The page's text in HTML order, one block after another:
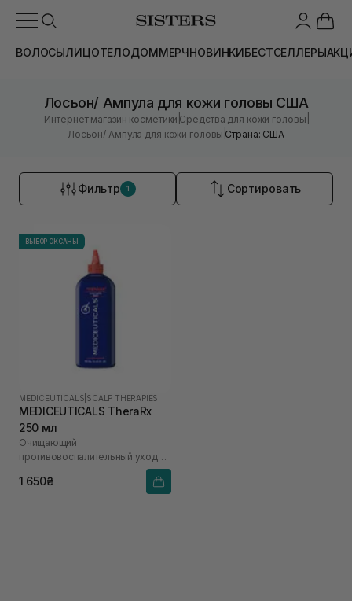
ВОЛОСЫЛИЦОТЕЛОДОММЕРЧНОВИНКИБЕСТСЕЛЛЕРЫ
Лосьон/ Ампула для кожи головы США
Интернет магазин косметики |Средства для кожи головы
Лосьон/ Ампула для кожи головы |Страна: США
Фильтр 1 Сортировать
ВЫБОР ОКСАНЫ
MEDICEUTICALS SCALP THERAPIES
MEDICEUTICALS TheraRx
250 мл
Очищающий
противовоспалительный уход
для кожи головы и кожи тела
1 650₴